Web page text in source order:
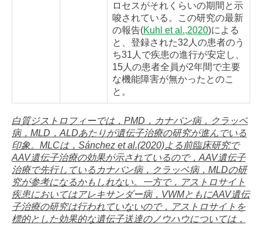
ロセスがそれくらいの期間と示
唆されている。この研究の最新
の報告(Kuhl et al.,2020)による
と、登録された32人の患者のう
ち31人で疾患の進行が安定し、
15人の患者全員が2年間で主要
な機能障害が無かったとのこ
と。
白質ジストロフィーでは，PMD，カナバン病，クラッベ
病，MLD，ALDあたりが遺伝子治療の研究が進んでいる
印象。MLCは，Sánchez et al.(2020)よる前臨床研究で
AAV遺伝子治療の効果が示されているので，AAV遺伝子
治療で先行しているカナバン病，クラッベ病，MLDの研
究が参考になるかもしれない。一方で，アストロサイト
疾患においてはアレキサンダー病，VWMともにAAV遺伝
子治療の研究は行われていないので，アストロサイトを
標的とした効果的な遺伝子送達のノウハウについては，